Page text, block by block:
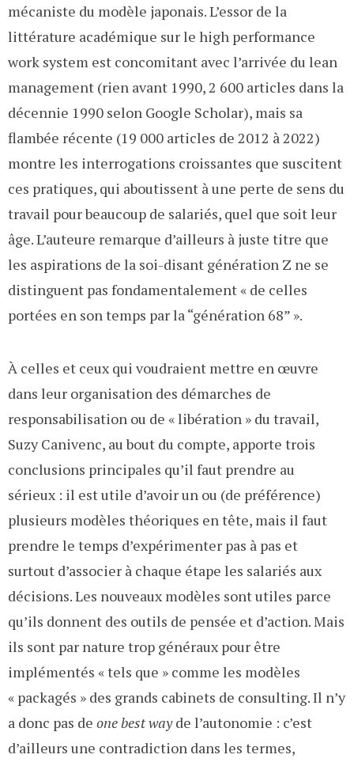
mécaniste du modèle japonais. L’essor de la
littérature académique sur le high performance
work system est concomitant avec l’arrivée du lean
management (rien avant 1990, 2 600 articles dans la
décennie 1990 selon Google Scholar), mais sa
flambée récente (19 000 articles de 2012 à 2022)
montre les interrogations croissantes que suscitent
ces pratiques, qui aboutissent à une perte de sens du
travail pour beaucoup de salariés, quel que soit leur
âge. L’auteure remarque d’ailleurs à juste titre que
les aspirations de la soi-disant génération Z ne se
distinguent pas fondamentalement « de celles
portées en son temps par la “génération 68” ».
À celles et ceux qui voudraient mettre en œuvre
dans leur organisation des démarches de
responsabilisation ou de « libération » du travail,
Suzy Canivenc, au bout du compte, apporte trois
conclusions principales qu’il faut prendre au
sérieux : il est utile d’avoir un ou (de préférence)
plusieurs modèles théoriques en tête, mais il faut
prendre le temps d’expérimenter pas à pas et
surtout d’associer à chaque étape les salariés aux
décisions. Les nouveaux modèles sont utiles parce
qu’ils donnent des outils de pensée et d’action. Mais
ils sont par nature trop généraux pour être
implémentés « tels que » comme les modèles
« packagés » des grands cabinets de consulting. Il n’y
a donc pas de one best wayde l’autonomie : c’est
d’ailleurs une contradiction dans les termes,